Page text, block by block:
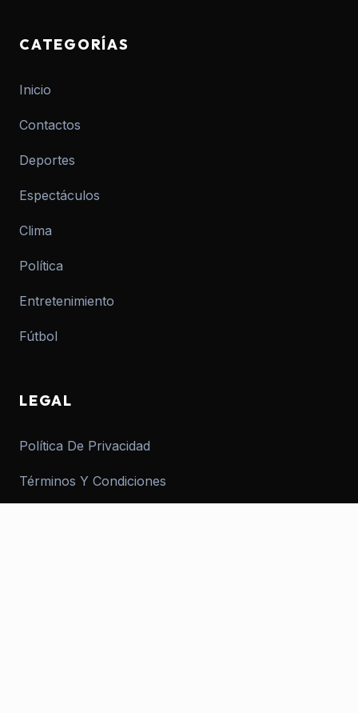
CATEGORÍAS
Inicio
Contactos
Deportes
Espectáculos
Clima
Política
Entretenimiento
Fútbol
LEGAL
Política De Privacidad
Términos Y Condiciones